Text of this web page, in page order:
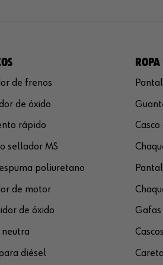
de frenos
de óxido
rápido
sellador MS
poliuretano
de motor
de óxido
neutra
diésel